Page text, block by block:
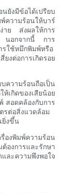
ยังมีข้อได้เปรียบ
ความร้อนให้บาร์
าย ส่งผลให้การ
นอกจากนี้ การ
รใช้หมึกพิมพ์หรือ
งต่อการเกิดรอย
วามร้อนถือเป็น
ห้เกิดของเสียน้อย
สอดคล้องกับการ
รต่อสิ่งแวดล้อม
ยิ่งขึ้น
องพิมพ์ความร้อน
องการและรักษา
ะความพึงพอใจ